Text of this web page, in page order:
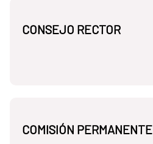
CONSEJO RECTOR
COMISIÓN PERMANENTE